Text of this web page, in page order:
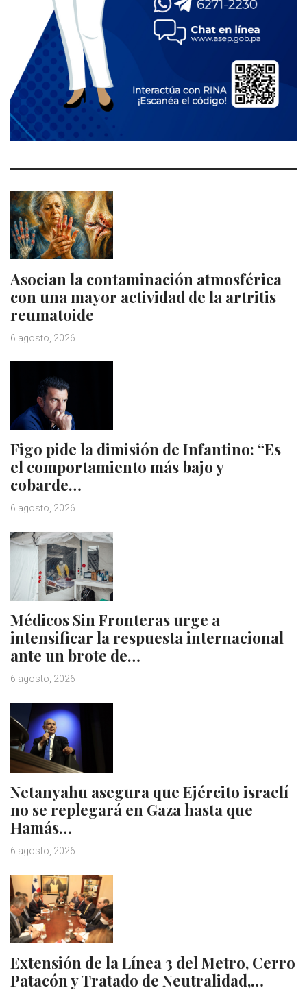
Asocian la contaminación atmosférica
con una mayor actividad de la artritis
reumatoide
6 agosto, 2026
Figo pide la dimisión de Infantino: “Es
el comportamiento más bajo y
cobarde…
6 agosto, 2026
Médicos Sin Fronteras urge a
intensificar la respuesta internacional
ante un brote de…
6 agosto, 2026
Netanyahu asegura que Ejército israelí
no se replegará en Gaza hasta que
Hamás…
6 agosto, 2026
Extensión de la Línea 3 del Metro, Cerro
Patacón y Tratado de Neutralidad,…